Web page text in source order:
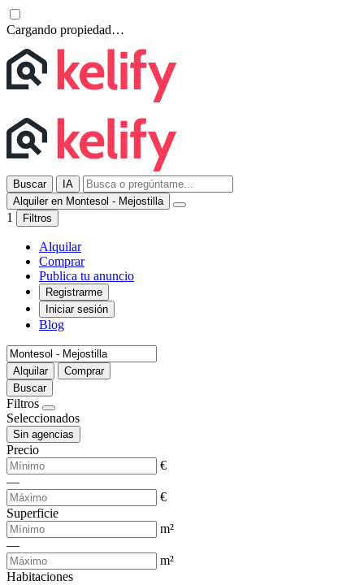
Cargando propiedad…
Buscar
IA
Alquiler en Montesol - Mejostilla
1 Filtros
Alquilar
Comprar
Publica tu anuncio
Registrarme
Iniciar sesión
Blog
Alquilar
Comprar
Buscar
Filtros
Seleccionados
Sin agencias
Precio
€
—
€
Superficie
m²
—
m²
Habitaciones